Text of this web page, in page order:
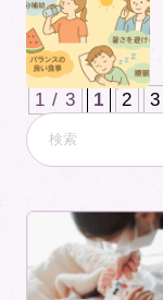
1 / 3 1 2 3